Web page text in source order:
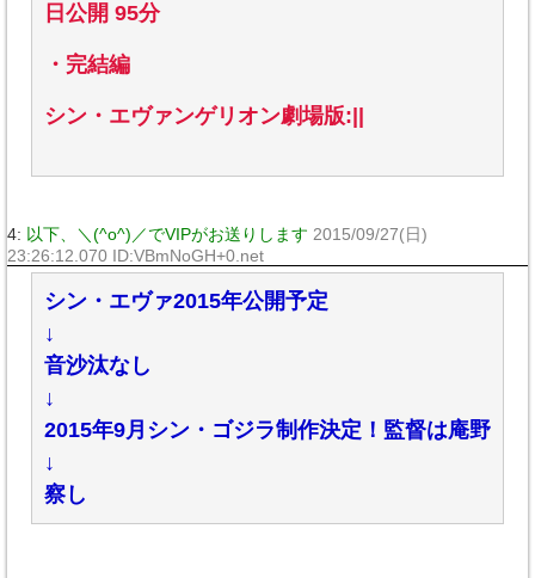
日公開 95分
・完結編
シン・エヴァンゲリオン劇場版:||
4: 以下、＼(^o^)／でVIPがお送りします 2015/09/27(日)
23:26:12.070 ID:VBmNoGH+0.net
シン・エヴァ2015年公開予定
↓
音沙汰なし
↓
2015年9月シン・ゴジラ制作決定！監督は庵野
↓
察し